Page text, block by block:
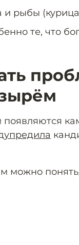
рыбы
те, что
можно